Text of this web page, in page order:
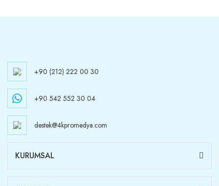
+90 (212) 222 00 30
+90 542 552 30 04
destek@4kpromedya.com
KURUMSAL